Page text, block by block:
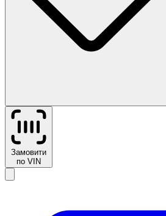
Замовити
по VIN